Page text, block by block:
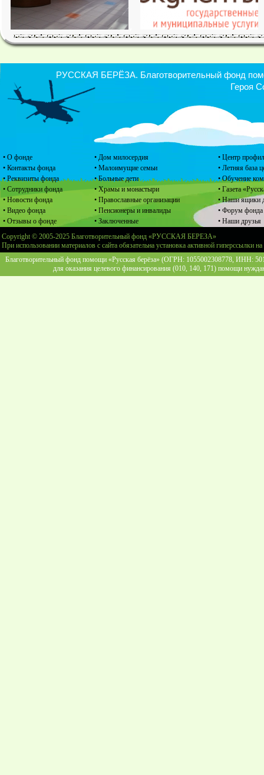
• О фонде
• Контакты фонда
• Реквизиты фонда
• Сотрудники фонда
• Новости фонда
• Видео фонда
• Отзывы о фонде
• Дом милосердия
• Малоимущие семьи
• Больные дети
• Храмы и монастыри
• Православные организации
• Пенсионеры и инвалиды
• Заключенные
• Центр
• Летняя база
• Обучение
• Газета
• Наши ящики
• Форум фонда
• Наши друзья
РУССКАЯ БЕРЁЗА. Благотворительный фонд
Героя
Copyright © 2005-2025 Благотворительный фонд «РУССКАЯ БЕРЕЗА»
При использовании материалов с сайта обязательна установка активной гиперссылки
Благотворительный фонд помощи «Русская берёза» (ОГРН: 1055002308778, ИНН:
для оказания целевого финансирования (010, 140, 171) помощи